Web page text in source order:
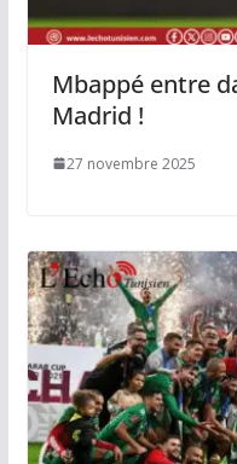
Mbappé entre
Madrid !
27 novembre 2025